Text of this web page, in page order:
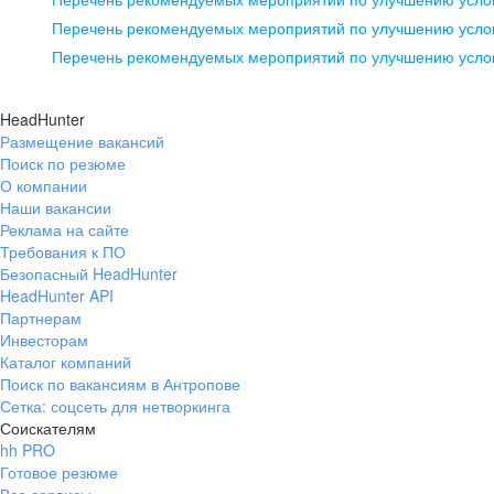
pr@ural.hh.ru
помещение 21
+7 383 207-94-64
pr@nsk.hh.ru
Перечень рекомендуемых мероприятий по улучшению
Перечень рекомендуемых мероприятий по улучшению
HeadHunter
Размещение вакансий
Поиск по резюме
О компании
Наши вакансии
Реклама на сайте
Требования к ПО
Безопасный HeadHunter
HeadHunter API
Партнерам
Инвесторам
Каталог компаний
Поиск по вакансиям в Антропове
Сетка: соцсеть для нетворкинга
Соискателям
hh PRO
Готовое резюме